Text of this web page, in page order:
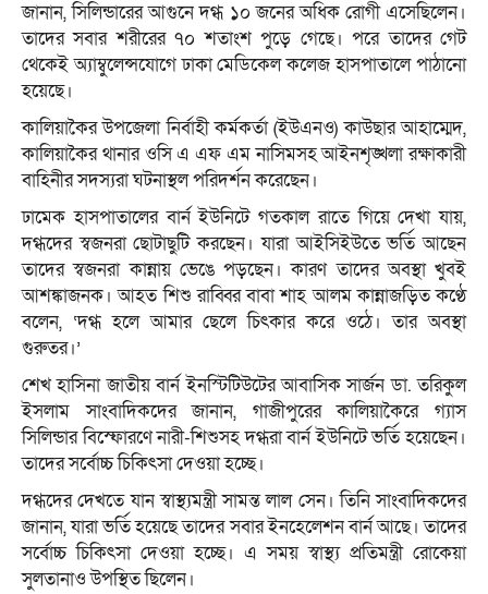
জানান, সিলিন্ডারের আগুনে দগ্ধ ১০ জনের অধিক রোগী এসেছিলেন।
তাদের সবার শরীরের ৭০ শতাংশ পুড়ে গেছে। পরে তাদের গেট
থেকেই অ্যাম্বুলেন্সযোগে ঢাকা মেডিকেল কলেজ হাসপাতালে পাঠানো
হয়েছে।
কালিয়াকৈর উপজেলা নির্বাহী কর্মকর্তা (ইউএনও) কাউছার আহাম্মেদ,
কালিয়াকৈর থানার ওসি এ এফ এম নাসিমসহ আইনশৃঙ্খলা রক্ষাকারী
বাহিনীর সদস্যরা ঘটনাস্থল পরিদর্শন করেছেন।
ঢামেক হাসপাতালের বার্ন ইউনিটে গতকাল রাতে গিয়ে দেখা যায়,
দগ্ধদের স্বজনরা ছোটাছুটি করছেন। যারা আইসিইউতে ভর্তি আছেন
তাদের স্বজনরা কান্নায় ভেঙে পড়ছেন। কারণ তাদের অবস্থা খুবই
আশঙ্কাজনক। আহত শিশু রাব্বির বাবা শাহ আলম কান্নাজড়িত কণ্ঠে
বলেন, ‘দগ্ধ হলে আমার ছেলে চিৎকার করে ওঠে। তার অবস্থা
গুরুতর।’
শেখ হাসিনা জাতীয় বার্ন ইনস্টিটিউটের আবাসিক সার্জন ডা. তরিকুল
ইসলাম সাংবাদিকদের জানান, গাজীপুরের কালিয়াকৈরে গ্যাস
সিলিন্ডার বিস্ফোরণে নারী-শিশুসহ দগ্ধরা বার্ন ইউনিটে ভর্তি হয়েছেন।
তাদের সর্বোচ্চ চিকিৎসা দেওয়া হচ্ছে।
দগ্ধদের দেখতে যান স্বাস্থ্যমন্ত্রী সামন্ত লাল সেন। তিনি সাংবাদিকদের
জানান, যারা ভর্তি হয়েছে তাদের সবার ইনহেলেশন বার্ন আছে। তাদের
সর্বোচ্চ চিকিৎসা দেওয়া হচ্ছে। এ সময় স্বাস্থ্য প্রতিমন্ত্রী রোকেয়া
সুলতানাও উপস্থিত ছিলেন।